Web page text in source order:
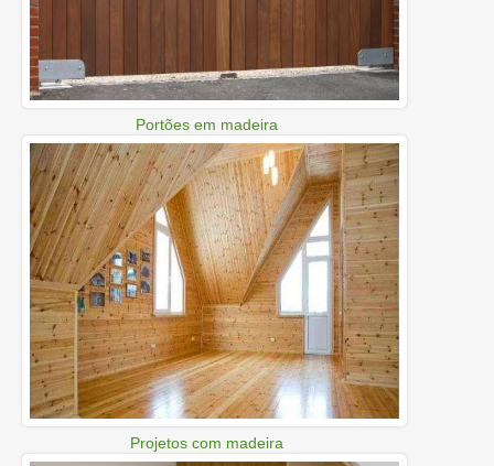
Portões em madeira
Projetos com madeira